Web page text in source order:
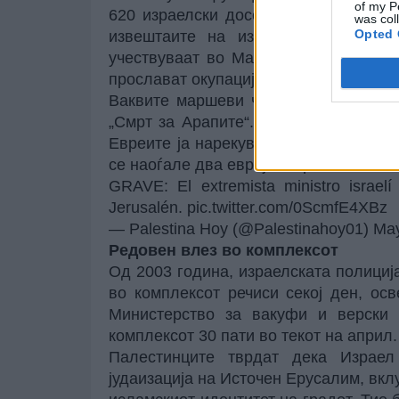
of my
was
Opted
620 израелски доселеници влегле
извештаите на израелските
учествуваат во Маршот на
прослават окупацијата на градот во
Ваквите маршеви често се
„Смрт за Арапите“. Џамијата Ал-
Евреите ја нарекуваат областа
се наоѓале два еврејски храма.
GRAVE: El extremista ministro
Jerusalén. pic.twitter.com/0ScmfE4XBz
— Palestina Hoy (@Palestinahoy01)
Редовен влез во комплексот
Од 2003 година, израелската
во комплексот речиси секој ден,
Министерство за вакуфи и верски
комплексот 30 пати во текот на април.
Палестинците тврдат дека
јудаизација на Источен Ерусалим,